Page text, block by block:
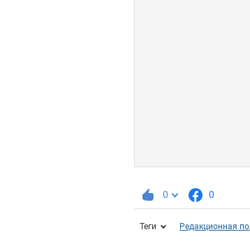
0 0
Теги Редакционная